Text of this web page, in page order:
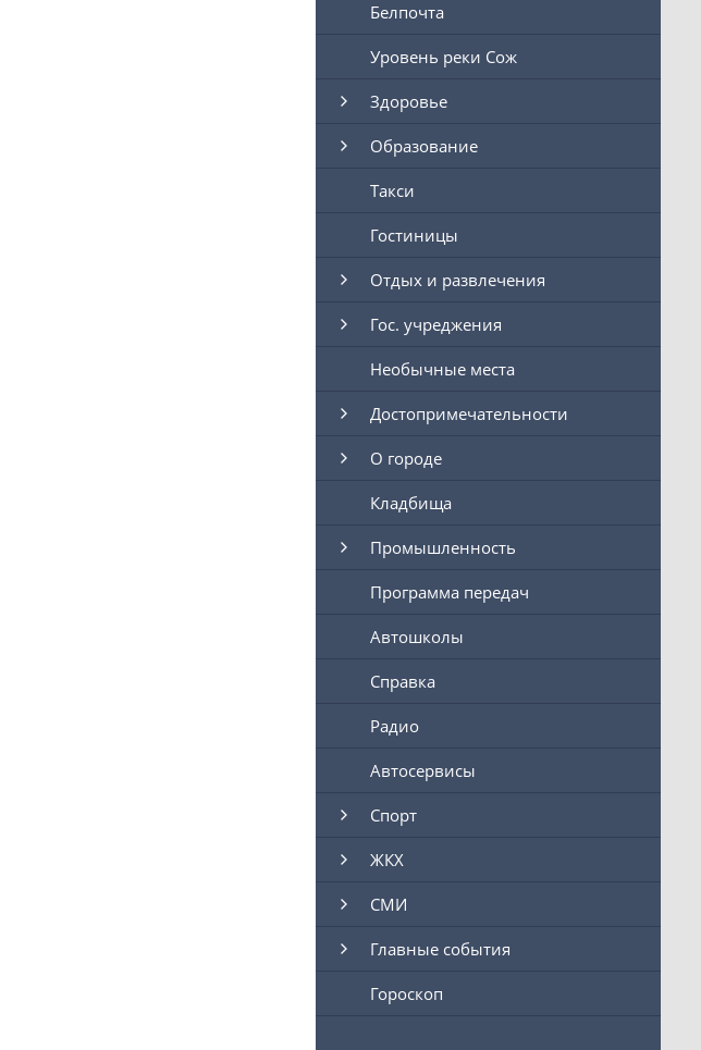
Белпочта
Уровень реки Сож
Здоровье
Образование
Такси
Гостиницы
Отдых и развлечения
Гос. учреджения
Необычные места
Достопримечательности
О городе
Кладбища
Промышленность
Программа передач
Автошколы
Справка
Радио
Автосервисы
Спорт
ЖКХ
СМИ
Главные события
Гороскоп